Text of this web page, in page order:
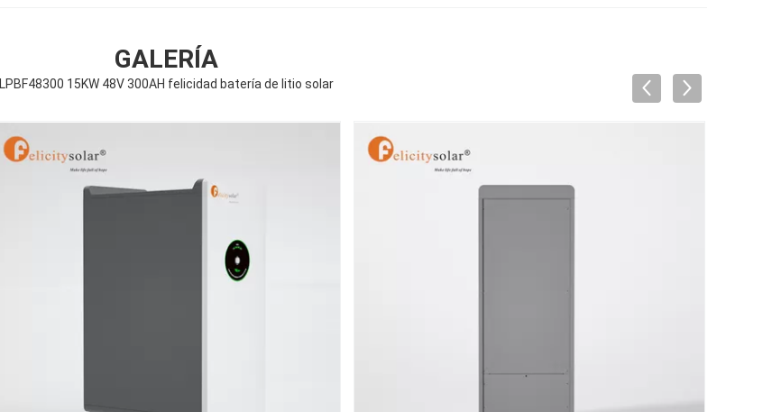
GALERÍA
LPBF48300 15KW 48V 300AH felicidad batería de litio solar